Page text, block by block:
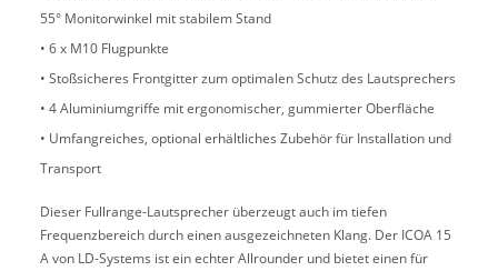
55° Monitorwinkel mit stabilem Stand
• 6 x M10 Flugpunkte
• Stoßsicheres Frontgitter zum optimalen Schutz des Lautsprechers
• 4 Aluminiumgriffe mit ergonomischer, gummierter Oberfläche
• Umfangreiches, optional erhältliches Zubehör für Installation und
Transport
Dieser Fullrange-Lautsprecher überzeugt auch im tiefen
Frequenzbereich durch einen ausgezeichneten Klang. Der ICOA 15
A von LD-Systems ist ein echter Allrounder und bietet einen für